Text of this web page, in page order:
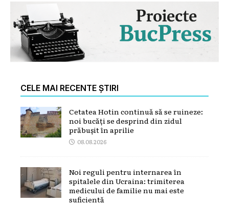
CELE MAI RECENTE ȘTIRI
Cetatea Hotin continuă să se ruineze:
noi bucăți se desprind din zidul
prăbușit în aprilie
08.08.2026
Noi reguli pentru internarea în
spitalele din Ucraina: trimiterea
medicului de familie nu mai este
suficientă